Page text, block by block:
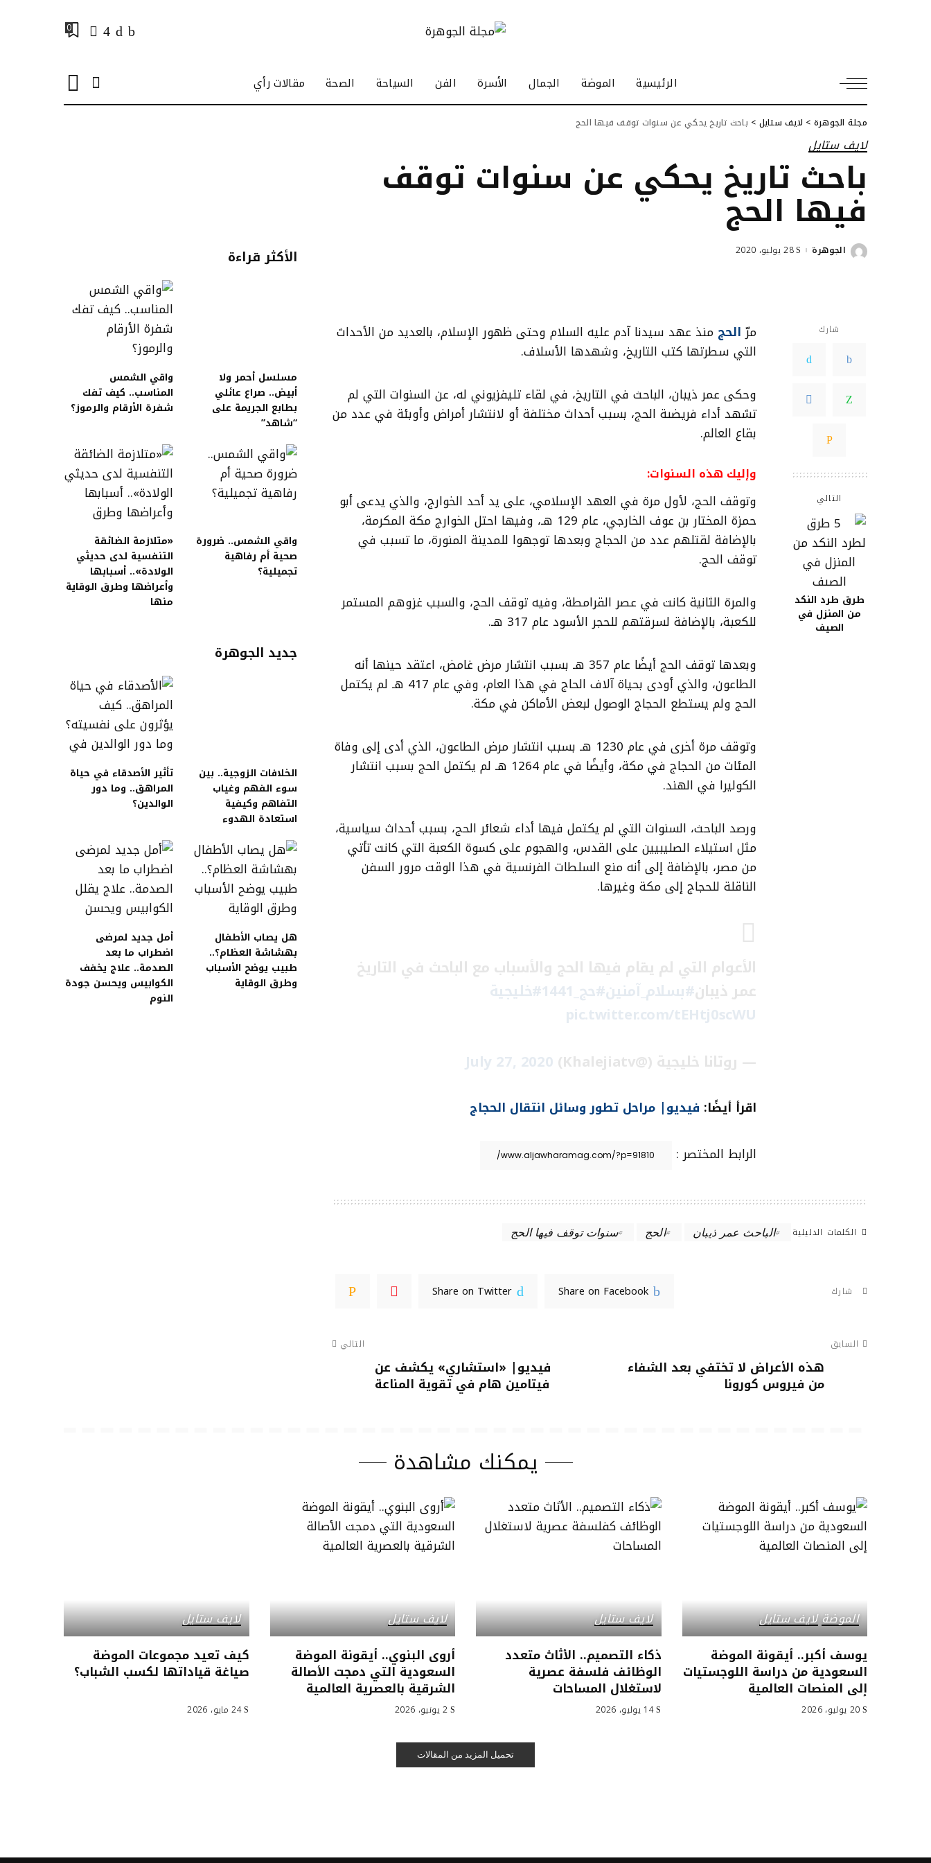
0
الرئيسية الموضة الجمال الأسرة الفن السياحة الصحة مقالات رأي
مجلة الجوهرة > لايف ستايل > باحث تاريخ يحكي عن سنوات توقف فيها الحج
لايف ستايل
باحث تاريخ يحكي عن سنوات توقف
فيها الحج
Posted
الجوهرة 28 يوليو، 2020
شارك
التالي
طرق طرد النكد
من المنزل في
الصيف
مرّالحج منذ عهد سيدنا آدم عليه السلام وحتى ظهور الإسلام، بالعديد من الأحداث
التي سطرتها كتب التاريخ، وشهدها الأسلاف.
وحكى عمر ذيبان، الباحث في التاريخ، في لقاء تليفزيوني له، عن السنوات التي لم
تشهد أداء فريضىة الحج، بسبب أحداث مختلفة أو لانتشار أمراض وأوبئة في عدد من
بقاع العالم.
وإليك هذه السنوات:
وتوقف الحج، لأول مرة في العهد الإسلامي، على يد أحد الخوارج، والذي يدعى أبو
حمزة المختار بن عوف الخارجي، عام 129 هـ، وفيها احتل الخوارج مكة المكرمة،
بالإضافة لقتلهم عدد من الحجاج وبعدها توجهوا للمدينة المنورة، ما تسبب في
توقف الحج.
والمرة الثانية كانت في عصر القرامطة، وفيه توقف الحج، والسبب غزوهم المستمر
للكعبة، بالإضافة لسرقتهم للحجر الأسود عام 317 هـ.
وبعدها توقف الحج أيضًا عام 357 هـ بسبب انتشار مرض غامض، اعتقد حينها أنه
الطاعون، والذي أودى بحياة آلاف الحاج في هذا العام، وفي عام 417 هـ لم يكتمل
الحج ولم يستطع الحجاج الوصول لبعض الأماكن في مكة.
وتوقف مرة أخرى في عام 1230 هـ بسبب انتشار مرض الطاعون، الذي أدى إلى وفاة
المئات من الحجاج في مكة، وأيضًا في عام 1264 هـ لم يكتمل الحج بسبب انتشار
الكوليرا في الهند.
ورصد الباحث، السنوات التي لم يكتمل فيها أداء شعائر الحج، بسبب أحداث سياسية،
مثل استيلاء الصليبيين على القدس، والهجوم على كسوة الكعبة التي كانت تأتي
من مصر، بالإضافة إلى أنه منع السلطات الفرنسية في هذا الوقت مرور السفن
الناقلة للحجاج إلى مكة وغيرها.
الأعوام التي لم يقام فيها الحج والأسباب مع الباحث في التاريخ
عمر ذيبان#بسلام_آمنين#حج_1441
#خليجية
pic.twitter.com/tEHtj0scWU
— روتانا خليجية (@Khalejiatv)
July 27, 2020
اقرأ أيضًا: فيديو| مراحل تطور وسائل انتقال الحجاج
الرابط المختصر :
الكلمات الدليلية الباحث عمر ذيبان الحج سنوات توقف فيها الحج
شارك Share on Facebook
Share on Twitter
السابق
هذه الأعراض لا تختفي بعد الشفاء
من فيروس كورونا
التالي
فيديو| «استشاري» يكشف عن
فيتامين هام في تقوية المناعة
الأكثر قراءة
مسلسل أحمر ولا
أبيض.. صراع عائلي
بطابع الجريمة على
“شاهد”
واقي الشمس
المناسب.. كيف تفك
شفرة الأرقام والرموز؟
واقي الشمس.. ضرورة
صحية أم رفاهية
تجميلية؟
«متلازمة الضائقة
التنفسية لدى حديثي
الولادة».. أسبابها
وأعراضها وطرق الوقاية
منها
جديد الجوهرة
الخلافات الزوجية.. بين
سوء الفهم وغياب
التفاهم وكيفية
استعادة الهدوء
تأثير الأصدقاء في حياة
المراهق.. وما دور
الوالدين؟
هل يصاب الأطفال
بهشاشة العظام؟..
طبيب يوضح الأسباب
وطرق الوقاية
أمل جديد لمرضى
اضطراب ما بعد
الصدمة.. علاج يخفف
الكوابيس ويحسن جودة
النوم
يمكنك مشاهدة
الموضةلايف ستايل
يوسف أكبر.. أيقونة الموضة
السعودية من دراسة اللوجستيات
إلى المنصات العالمية
20 يوليو، 2026
لايف ستايل
ذكاء التصميم.. الأثاث متعدد
الوظائف فلسفة عصرية
لاستغلال المساحات
14 يوليو، 2026
لايف ستايل
أروى البنوي.. أيقونة الموضة
السعودية التي دمجت الأصالة
الشرقية بالعصرية العالمية
2 يونيو، 2026
لايف ستايل
كيف تعيد مجموعات الموضة
صياغة قياداتها لكسب الشباب؟
24 مايو، 2026
تحميل المزيد من المقالات